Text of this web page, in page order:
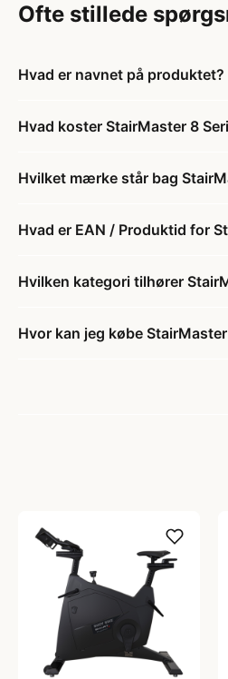
Ofte stillede
Hvad er navnet på produktet?
Hvad koster StairMaster 8
Hvilket mærke står bag
Hvad er EAN / Produktid for
Hvilken kategori tilhører
Hvor kan jeg købe